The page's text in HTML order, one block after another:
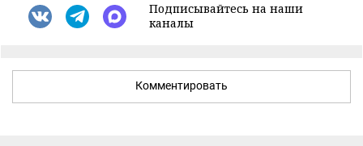
Подписывайтесь на наши
каналы
Комментировать